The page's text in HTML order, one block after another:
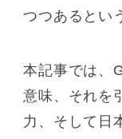
つつあるとい
本記事では、
意味、それを
力、そして日